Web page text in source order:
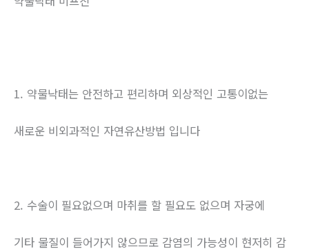
1. 약물낙태는 안전하고 편리하며 외상적인 고통이없는
새로운 비외과적인 자연유산방법 입니다
2. 수술이 필요없으며 마취를 할 필요도 없으며 자궁에
기타 물질이 들어가지 않으므로 감염의 가능성이 현저히 감